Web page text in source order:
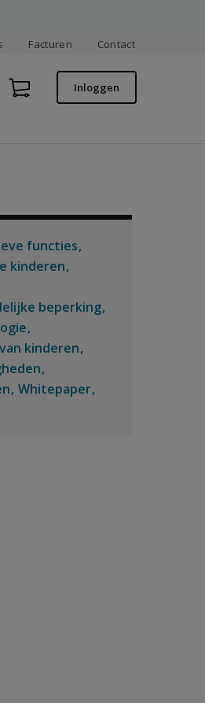
Facturen Contact
Inloggen
functies
kinderen
beperking
kinderen
Whitepaper